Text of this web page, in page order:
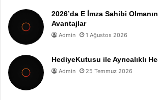
2026’da E İmza Sahibi
Avantajlar
Admin 1 Ağustos 2026
HediyeKutusu ile Ayrıcalıklı
Admin 25 Temmuz 2026